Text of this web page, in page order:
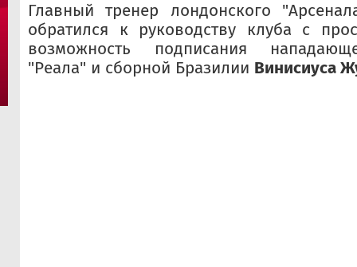
Главный тренер лондонского
обратился к руководству клуба с
возможность подписания
"Реала" и сборной Бразилии Винисиуса